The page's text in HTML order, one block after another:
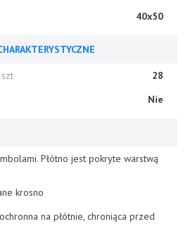
40x50
28
Nie
Płótno jest pokryte warstwą
krosno
na płótnie, chroniąca przed